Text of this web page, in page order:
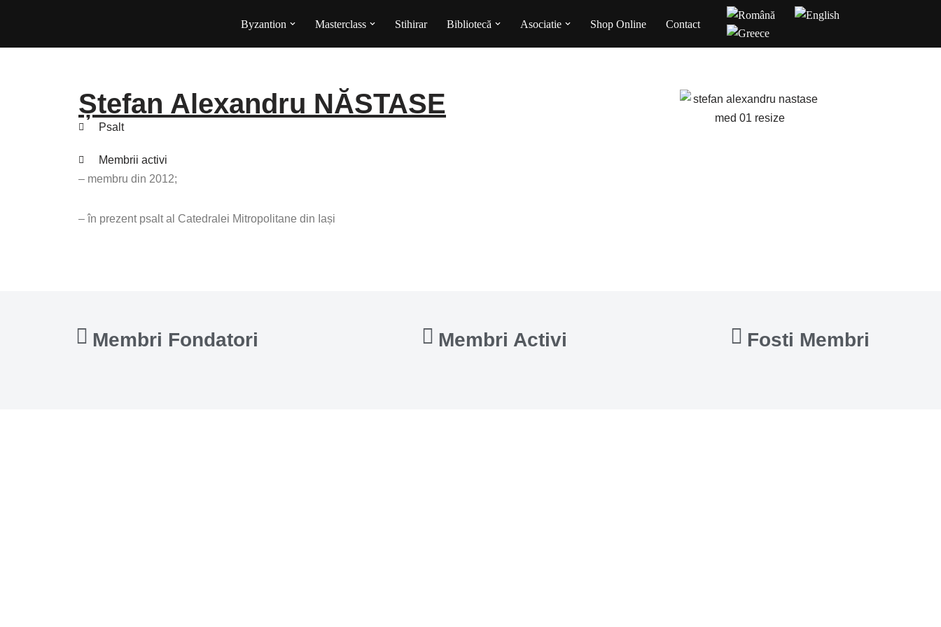
Byzantion Masterclass Stihirar Bibliotecă Asociatie Shop Online Contact
Ștefan Alexandru NĂSTASE
Psalt
Membrii activi
– membru din 2012;
– în prezent psalt al Catedralei Mitropolitane din Iași
Membri Fondatori Membri Activi Fosti Membri